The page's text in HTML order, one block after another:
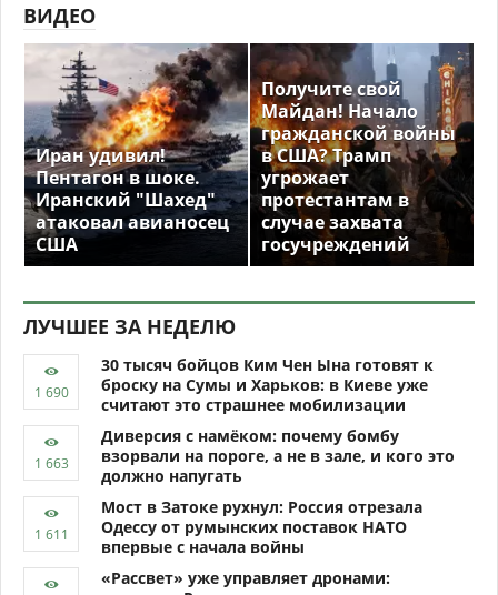
ВИДЕО
Иран удивил!
Пентагон в шоке.
Иранский "Шахед"
атаковал авианосец
США
Получите свой
Майдан! Начало
гражданской войны
в США? Трамп
угрожает
протестантам в
случае захвата
госучреждений
ЛУЧШЕЕ ЗА НЕДЕЛЮ
30 тысяч бойцов Ким Чен Ына готовят к
броску на Сумы и Харьков: в Киеве уже
считают это страшнее мобилизации
Диверсия с намёком: почему бомбу
взорвали на пороге, а не в зале, и кого это
должно напугать
Мост в Затоке рухнул: Россия отрезала
Одессу от румынских поставок НАТО
впервые с начала войны
«Рассвет» уже управляет дронами: